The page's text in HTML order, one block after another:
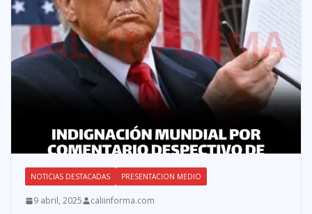
NOTICIAS DESTACADAS PRESENTACION MEDIO
9 abril, 2025 caliinforma.com